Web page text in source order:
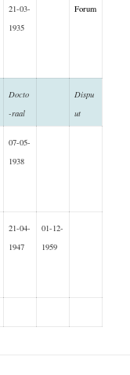
21-03-
1935
Forum
Docto
-raal
Dispu
ut
07-05-
1938
21-04-
1947
01-12-
1959